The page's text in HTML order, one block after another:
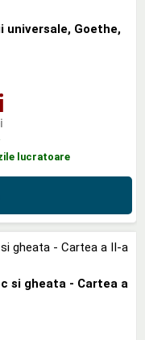
Goethe,
lucratoare
si gheata - Cartea a